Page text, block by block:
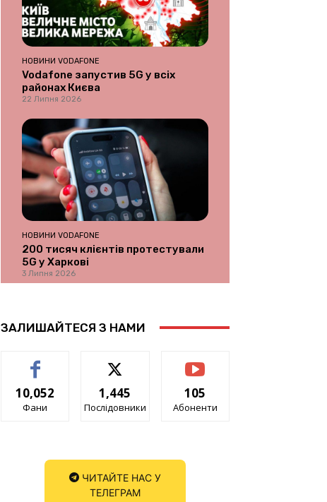
НОВИНИ VODAFONE
Vodafone запустив 5G у всіх
районах Києва
22 Липня 2026
НОВИНИ VODAFONE
200 тисяч клієнтів протестували
5G у Харкові
3 Липня 2026
ЗАЛИШАЙТЕСЯ З НАМИ
10,052
Фани
1,445
Послідовники
105
Абоненти
ЧИТАЙТЕ НАС У
ТЕЛЕГРАМ